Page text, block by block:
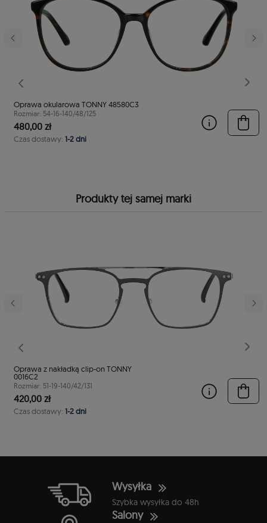
Poprzedni
Oprawa okularowa TONNY 48580C3
Rozmiar: 54-16-140/48/125
480,00 zł
Czas dostawy: 1-2 dni
Produkty tej samej marki
Poprzedni
Oprawa z nakładką clip-on TONNY
0016C2
Rozmiar: 51-19-140/42/131
420,00 zł
Czas dostawy: 1-2 dni
Wysyłka
Szybka wysyłka do 48h
Salony